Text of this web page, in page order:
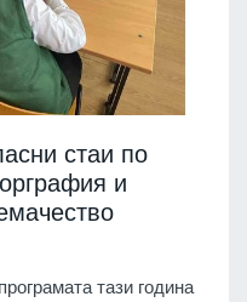
стаи по
и
тази година